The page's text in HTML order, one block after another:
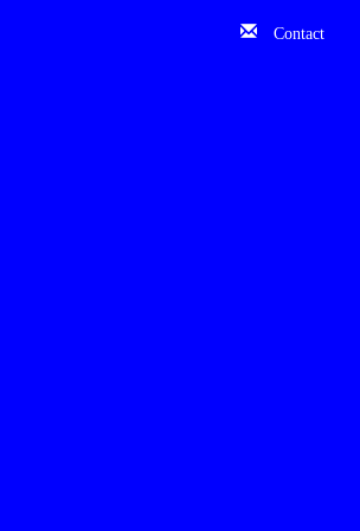
Contact